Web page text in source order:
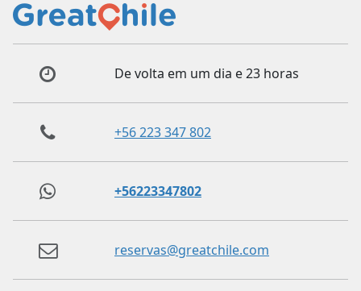
De volta em um dia e 23 horas
+56 223 347 802
+56223347802
reservas@greatchile.com